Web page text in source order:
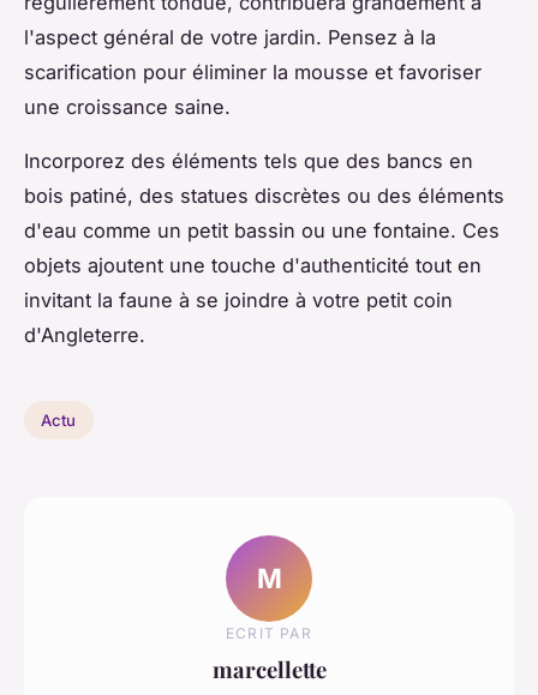
l'aspect général de votre jardin. Pensez à la
scarification pour éliminer la mousse et favoriser
une croissance saine.
Incorporez des éléments tels que des bancs en
bois patiné, des statues discrètes ou des éléments
d'eau comme un petit bassin ou une fontaine. Ces
objets ajoutent une touche d'authenticité tout en
invitant la faune à se joindre à votre petit coin
d'Angleterre.
Actu
M
ECRIT PAR
marcellette